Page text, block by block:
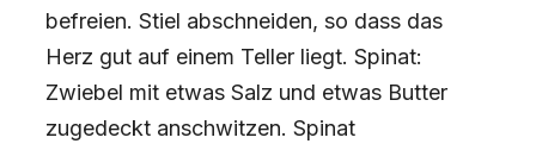
befreien. Stiel abschneiden, so dass das
Herz gut auf einem Teller liegt. Spinat:
Zwiebel mit etwas Salz und etwas Butter
zugedeckt anschwitzen. Spinat